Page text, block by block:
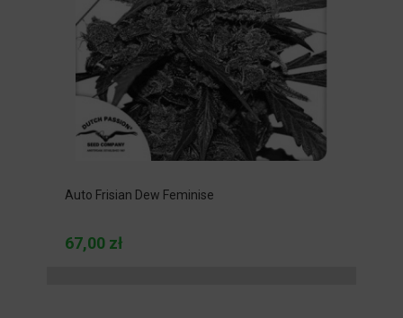
Auto Frisian Dew Feminise
67,00 zł